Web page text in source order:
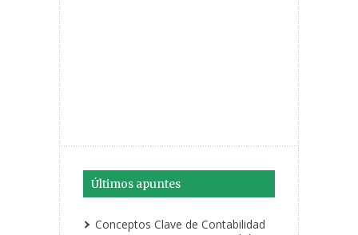
Últimos apuntes
Conceptos Clave de Contabilidad